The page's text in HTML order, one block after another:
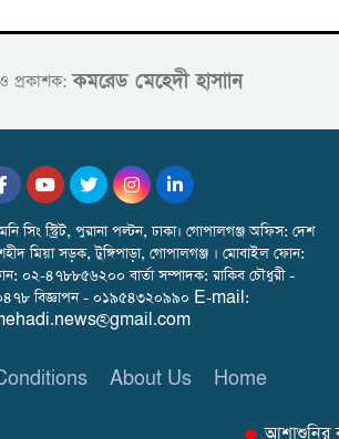
প্রকাশক:কমরেড মেহেদী হাসাান
সিং স্ট্রিট, পুরানা পল্টন, ঢাকা। গোপালগঞ্জ অফিস: দেশ
মিয়া সড়ক, টুঙ্গিপাড়া, গোপালগঞ্জ । মোবাইল ফোন:
০২-৪৭৮৮৫৬২০০ বার্তা সম্পাদক: রাকিব চৌধুরী -
বিজ্ঞাপন - ০১৯৫৪৩২০৯৯০ E-mail:
About Us Home